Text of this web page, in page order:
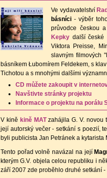
Ve vydavatelství
básníci - výběr
průvodce českou
Kepky další české
Viktora Preisse,
slavným filmových
básníkem Łubomírem Feldekem, s
Tichotou a s mnohými dalšími
CD můžete zakoupit v
Navštivte stránky projektu
Informace o projektu na porálu
V kině kině MATzahájila G. V. novou
její autorský večer - setkání s poezií,
byli publicista Jan Petránek a kytarista
Tento pořad volně navázal na její
kterým G.V. objela celou republiku i
září 2007 zde proběhlo druhé setkání